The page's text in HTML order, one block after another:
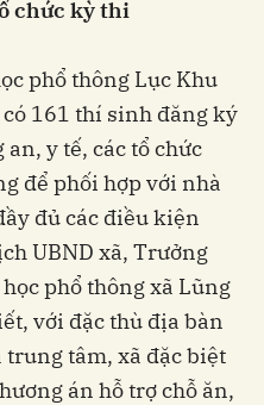
chức kỳ thi
phổ thông Lục Khu
161 thí sinh đăng ký
y tế, các tổ chức
để phối hợp với nhà
đủ các điều kiện
UBND xã, Trưởng
phổ thông xã Lũng
với đặc thù địa bàn
tâm, xã đặc biệt
án hỗ trợ chỗ ăn,